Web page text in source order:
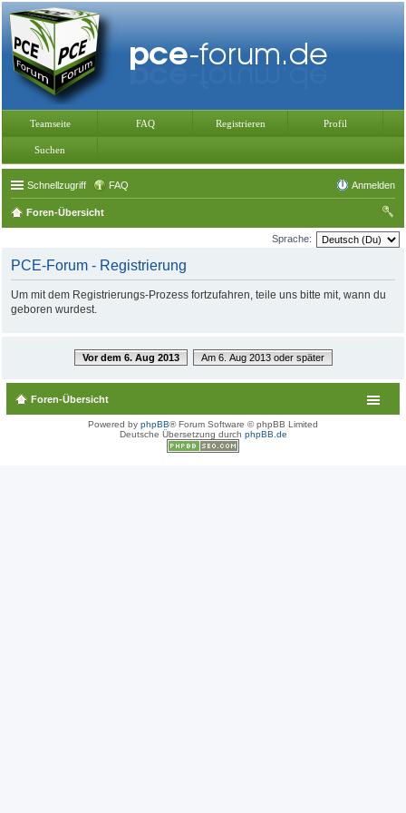
Teamseite FAQ Registrieren Profil
Suchen
Schnellzugriff FAQ Anmelden
Foren-Übersicht
uc
Sprache:
PCE-Forum - Registrierung
Um mit dem Registrierungs-Prozess fortzufahren, teile uns bitte mit, wann du
geboren wurdest.
Vor dem 6. Aug 2013 Am 6. Aug 2013 oder später
Foren-Übersicht
Powered by phpBB® Forum Software © phpBB Limited
Deutsche Übersetzung durch phpBB.de